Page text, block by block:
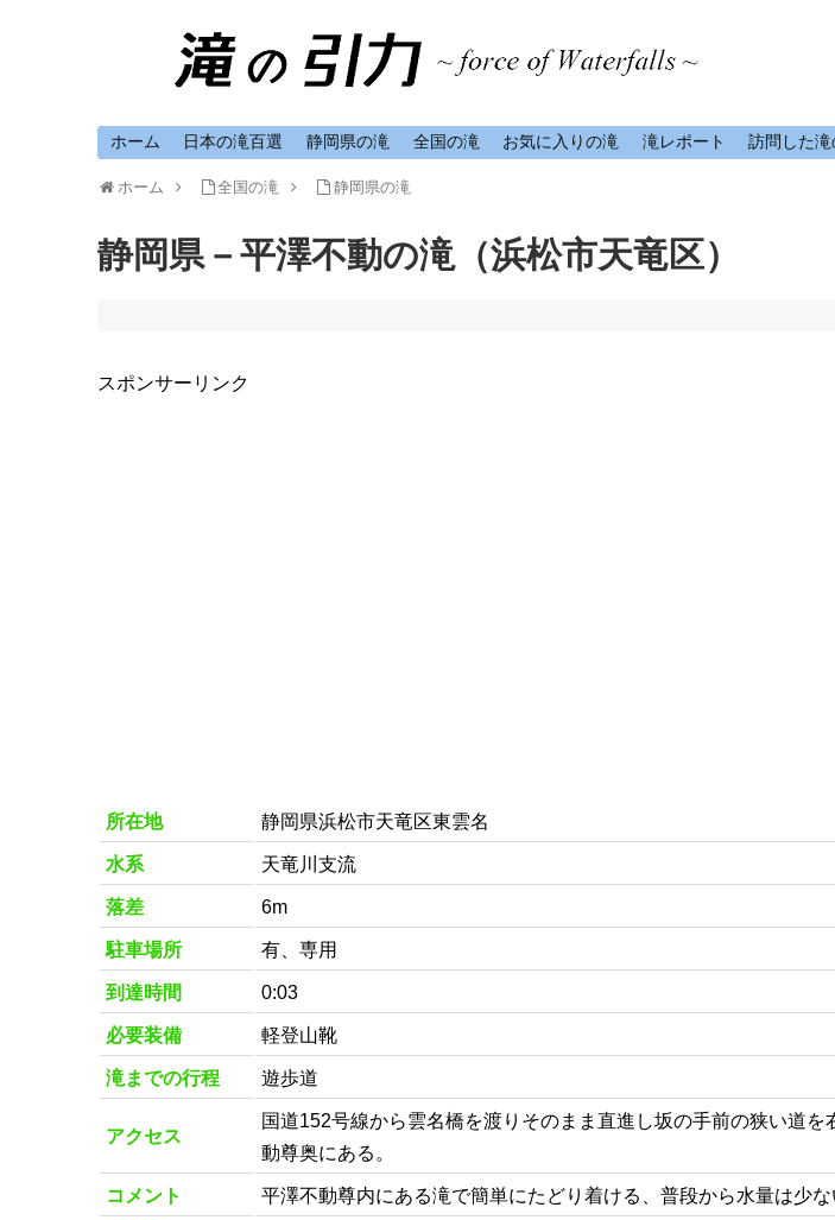
ホーム 日本の滝百選 静岡県の滝 全国の滝 お気に入りの滝 滝レポート 訪問した
ホーム 全国の滝 静岡県の滝
静岡県－平澤不動の滝（浜松市天竜区）
スポンサーリンク
所在地 静岡県浜松市天竜区東雲名
水系 天竜川支流
落差 6m
駐車場所 有、専用
到達時間 0:03
必要装備 軽登山靴
滝までの行程 遊歩道
アクセス
国道152号線から雲名橋を渡りそのまま直進し坂の手前の狭い道
動尊奥にある。
コメント 平澤不動尊内にある滝で簡単にたどり着ける、普段から水量は少な